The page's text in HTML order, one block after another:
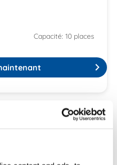
Capacité: 10 places